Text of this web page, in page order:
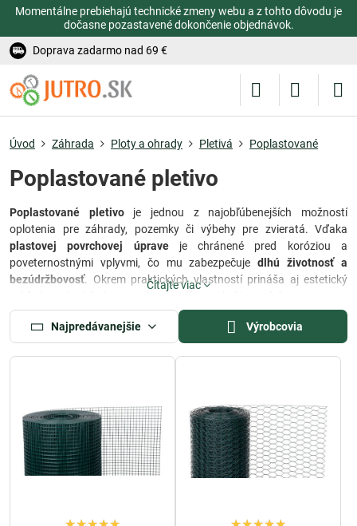
Momentálne prebiehajú technické zmeny webu a z tohto dôvodu je
dočasne pozastavené dokončenie objednávok.
Doprava zadarmo nad 69 €
Úvod Záhrada Ploty a ohrady Pletivá Poplastované
Poplastované pletivo
Poplastované pletivoje jednou z najobľúbenejších možností
oplotenia pre záhrady, pozemky či výbehy pre zvieratá. Vďaka
plastovej povrchovej úpraveje chránené pred koróziou a
poveternostnými vplyvmi, čo mu zabezpečujedlhú životnosť a
bezúdržbovosť. Okrem praktických vlastností prináša aj estetický
Poplastované pletivo je dostupné v rôznych výškach a priemeroch
drôtu, takže si ľahko vyberiete presne taký variant, aký potrebujete.
Využíva sa nielen naoplotenie záhrad a rodinných domov, ale aj pri
Čítajte viac
Najpredávanejšie Výrobcovia